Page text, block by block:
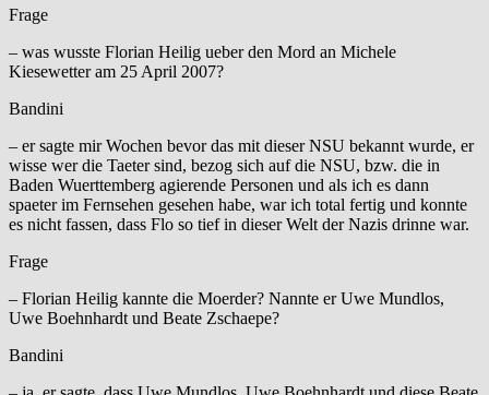
Frage
– was wusste Florian Heilig ueber den Mord an Michele
Kiesewetter am 25 April 2007?
Bandini
– er sagte mir Wochen bevor das mit dieser NSU bekannt wurde, er
wisse wer die Taeter sind, bezog sich auf die NSU, bzw. die in
Baden Wuerttemberg agierende Personen und als ich es dann
spaeter im Fernsehen gesehen habe, war ich total fertig und konnte
es nicht fassen, dass Flo so tief in dieser Welt der Nazis drinne war.
Frage
– Florian Heilig kannte die Moerder? Nannte er Uwe Mundlos,
Uwe Boehnhardt und Beate Zschaepe?
Bandini